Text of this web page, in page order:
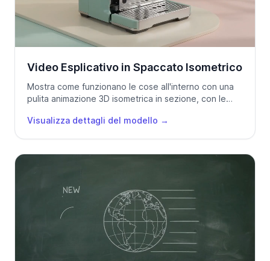
Video Esplicativo in Spaccato Isometrico
Mostra come funzionano le cose all'interno con una
pulita animazione 3D isometrica in sezione, con le
Visualizza dettagli del modello →